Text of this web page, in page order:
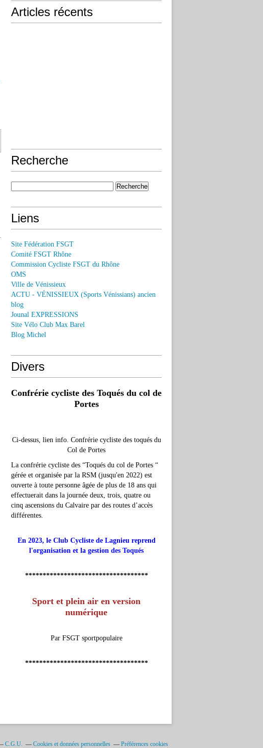
Articles récents
Recherche
Liens
Site Fédération FSGT
Comité FSGT Rhône
Commission Cycliste FSGT du Rhône
OMS
Ville de Vénissieux
ACTU - VÉNISSIEUX (Sports Vénissians) ancien
blog
Jounal EXPRESSIONS
Site Vélo Club Max Barel
Blog Michel
Divers
Confrérie cycliste des Toqués du col de
Portes
Ci-dessus, lien info. Confrérie cycliste des toqués du
Col de Portes
La confrérie cycliste des “Toqués du col de Portes “
gérée et organisée par la RSM (jusqu'en 2022) est
ouverte à toute personne âgée de plus de 18 ans qui
effectuerait dans la journée deux, trois, quatre ou
cinq ascensions du Calvaire par des routes d’accès
différentes.
En 2023, le Club Cycliste de Lagnieu reprend
l'organisation et la gestion des Toqués
***********************************
Sport et plein air en version
numérique
Par FSGT sportpopulaire
***********************************
C.G.U. Cookies et données personnelles Préférences cookies